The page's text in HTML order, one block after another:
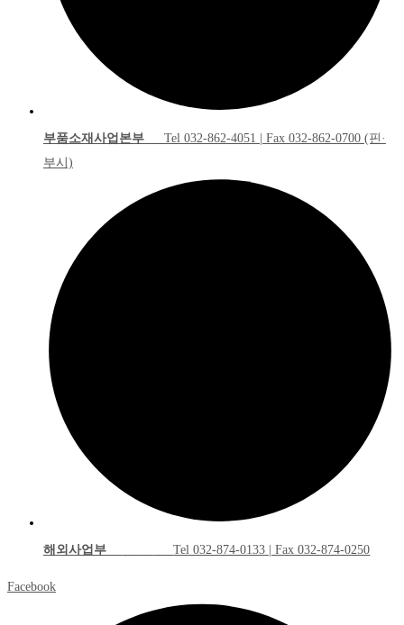
부품소재사업본부
Tel 032-862-4051 | Fax 032-862-0700 (핀·
부시)
해외사업부 Tel 032-874-0133 | Fax 032-874-0250
Facebook